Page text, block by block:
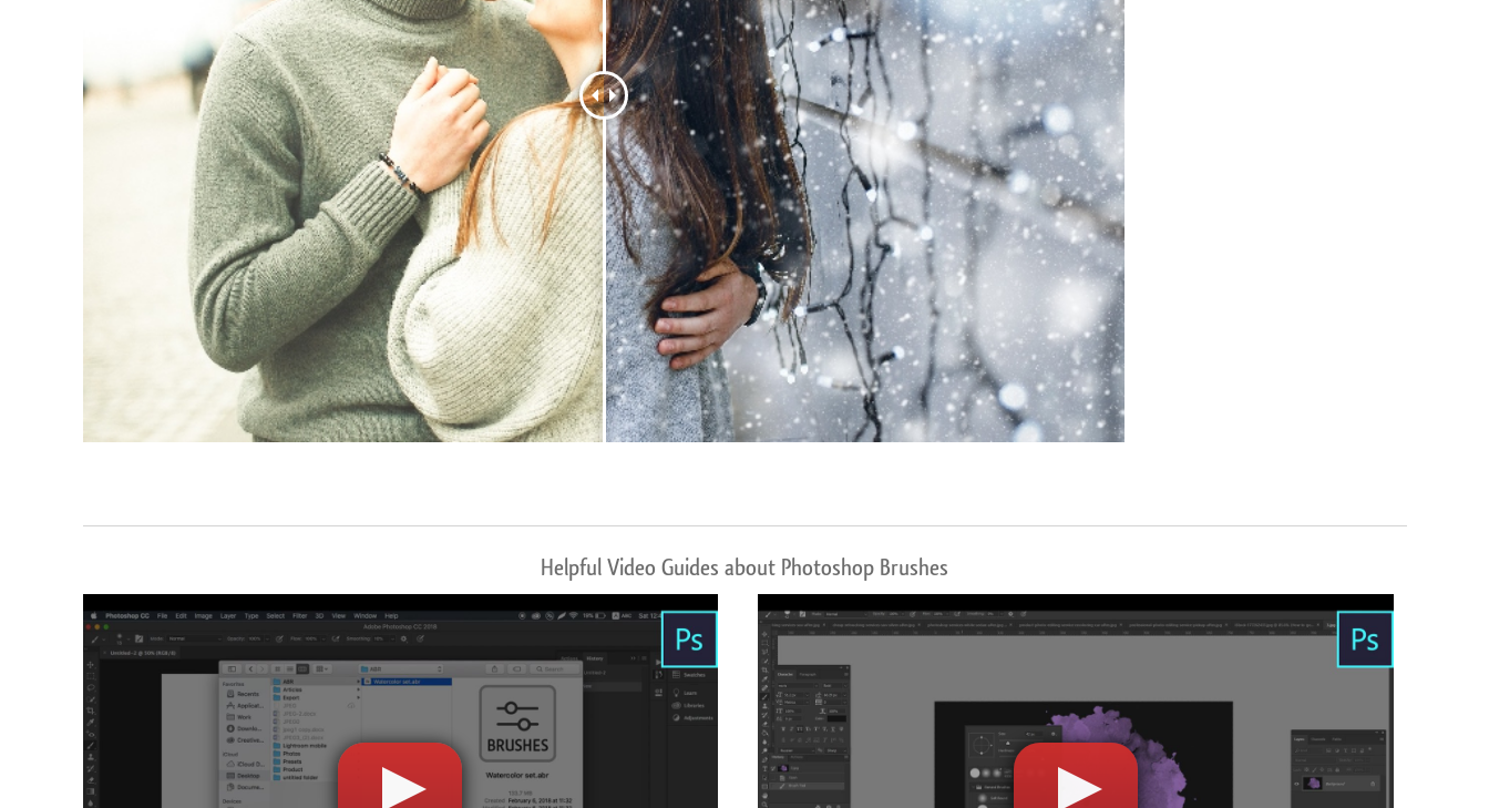
Serviços de retoque de produtos Serviços de retoque de joias Dados de Treinamento de IA Video Editing Services
Helpful Video Guides about Photoshop Brushes